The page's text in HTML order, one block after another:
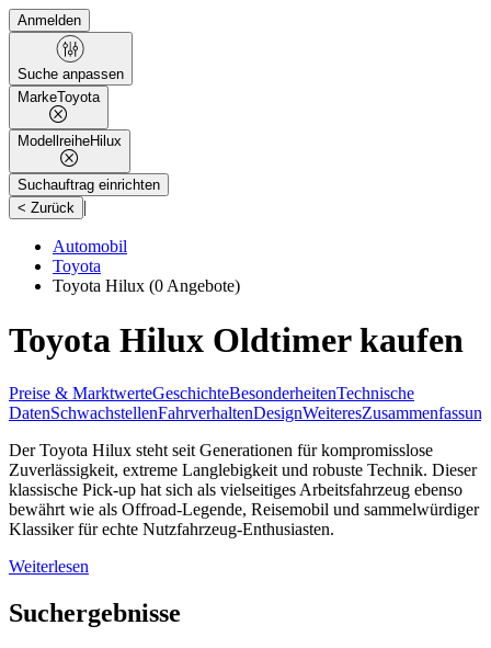
Anmelden
Suche anpassen
MarkeToyota
ModellreiheHilux
Suchauftrag einrichten
< Zurück |
Automobil
Toyota
Toyota Hilux (0 Angebote)
Toyota Hilux Oldtimer kaufen
Preise & MarktwerteGeschichteBesonderheitenTechnische
DatenSchwachstellenFahrverhaltenDesignWeiteresZusammenfassung
Der Toyota Hilux steht seit Generationen für kompromisslose
Zuverlässigkeit, extreme Langlebigkeit und robuste Technik. Dieser
klassische Pick-up hat sich als vielseitiges Arbeitsfahrzeug ebenso
bewährt wie als Offroad-Legende, Reisemobil und sammelwürdiger
Klassiker für echte Nutzfahrzeug-Enthusiasten.
Weiterlesen
Suchergebnisse